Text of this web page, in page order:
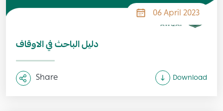
06 April 2023
دليل الباحث في الاوقاف
Share Download